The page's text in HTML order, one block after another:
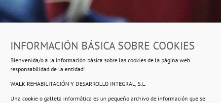
INFORMACIÓN BÁSICA SOBRE COOKIES
Bienvenida/o a la información básica sobre las cookies de la página web
responsabilidad de la entidad:
WALK REHABILITACIÓN Y DESARROLLO INTEGRAL, S.L.
Una cookie o galleta informática es un pequeño archivo de información que se
Ropero Solidario de Usera
Beasáin 25-33posterior, local 3 – 28041 Madrid